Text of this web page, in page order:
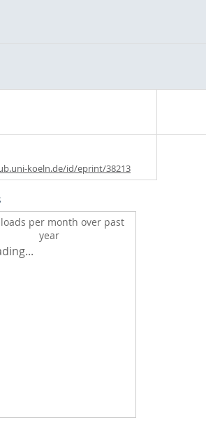
koeln.de/id/eprint/38213
per month over past
year